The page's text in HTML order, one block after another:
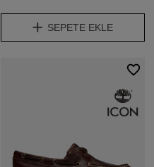
SEPETE EKLE